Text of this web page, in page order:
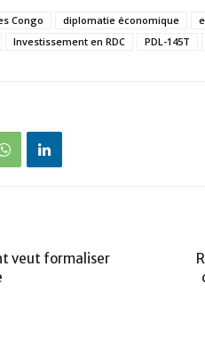
Congo diplomatie économique
Investissement en RDC PDL-145T
veut formaliser